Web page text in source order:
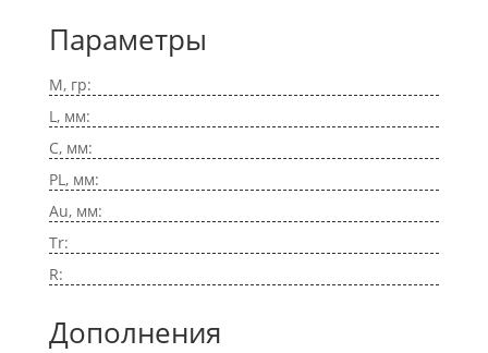
Параметры
M, гр:
L, мм:
C, мм:
PL, мм:
Au, мм:
Tr:
R:
Дополнения